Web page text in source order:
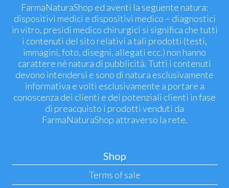
FarmaNaturaShop ed aventi la seguente natura:
dispositivi medici e dispositivi medico – diagnostici
in vitro, presidi medico chirurgici si significa che tutti
i contenuti del sito relativi a tali prodotti (testi,
immagini, foto, disegni, allegati ecc.) non hanno
carattere né natura di pubblicità. Tutti i contenuti
devono intendersi e sono di natura esclusivamente
informativa e volti esclusivamente a portare a
conoscenza dei clienti e dei potenziali clienti in fase
di preacquisto i prodotti venduti da
FarmaNaturaShop attraverso la rete.
Shop
Terms of sale